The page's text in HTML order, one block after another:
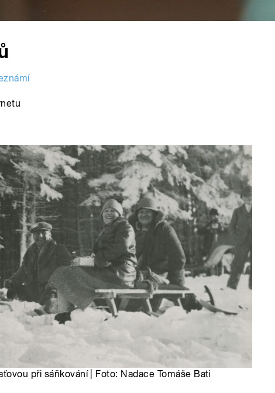
při sáňkování | Foto: Nadace Tomáše Bati